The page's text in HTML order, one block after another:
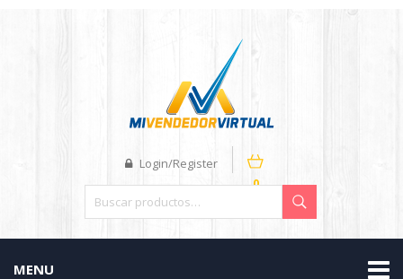
0
Login/Register
MENU